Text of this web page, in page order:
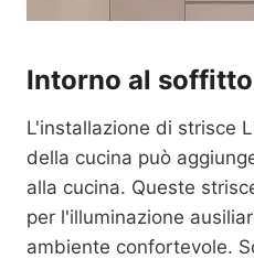
Intorno al soffitto
L'installazione di strisce
della cucina può
alla cucina. Queste
per l'illuminazione
ambiente confortevole.